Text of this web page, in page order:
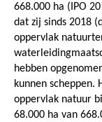
668.000 ha (IPO
dat zij sinds 2018
oppervlak
hebben
kunnen scheppen.
oppervlak natuur
68.000 ha van